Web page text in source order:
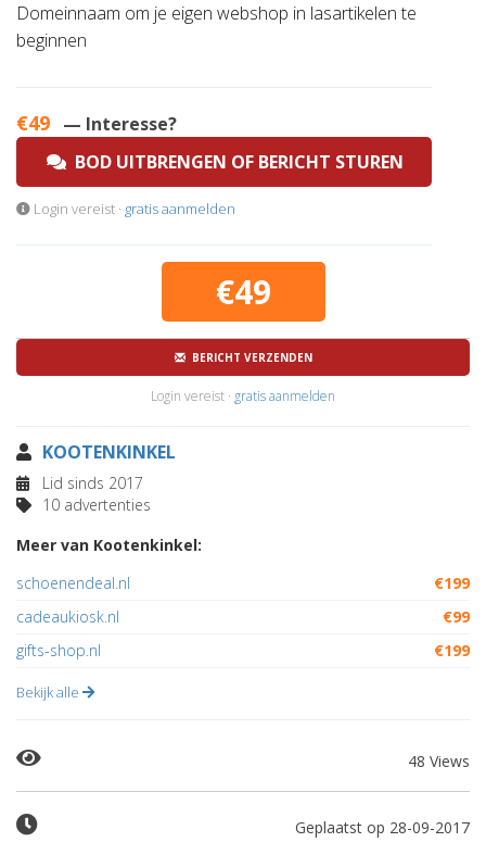
Domeinnaam om je eigen webshop in lasartikelen te
beginnen
€49 — Interesse?
BOD UITBRENGEN OF BERICHT STUREN
Login vereist · gratis aanmelden
€49
BERICHT VERZENDEN
Login vereist · gratis aanmelden
KOOTENKINKEL
Lid sinds 2017
10 advertenties
Meer van Kootenkinkel:
schoenendeal.nl
€199
cadeaukiosk.nl
€99
gifts-shop.nl
€199
Bekijk alle
48 Views
Geplaatst op 28-09-2017